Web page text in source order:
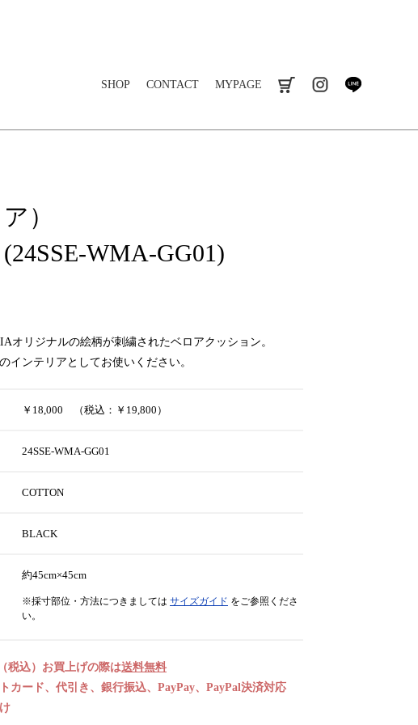
SHOP CONTACT MYPAGE instagram
）
WMA-GG01)
オリジナルの絵柄が刺繍されたベロアクッション。
インテリアとしてお使いください。
￥18,000 （税込：￥19,800）
24SSE-WMA-GG01
COTTON
BLACK
約45cm×45cm
※採寸部位・方法につきましては サイズガイド をご参照くださ
い。
税込）お買上げの際は送料無料
カード、代引き、銀行振込、PayPay、PayPal決済対応